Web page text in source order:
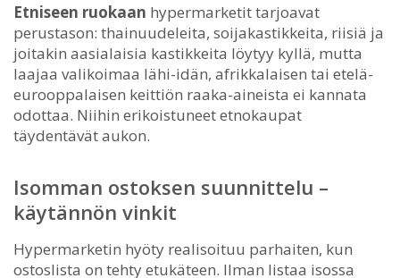
Etniseen ruokaan hypermarketit tarjoavat
perustason: thainuudeleita, soijakastikkeita, riisiä ja
joitakin aasialaisia kastikkeita löytyy kyllä, mutta
laajaa valikoimaa lähi-idän, afrikkalaisen tai etelä-
eurooppalaisen keittiön raaka-aineista ei kannata
odottaa. Niihin erikoistuneet etnokaupat
täydentävät aukon.
Isomman ostoksen suunnittelu –
käytännön vinkit
Hypermarketin hyöty realisoituu parhaiten, kun
ostoslista on tehty etukäteen. Ilman listaa isossa